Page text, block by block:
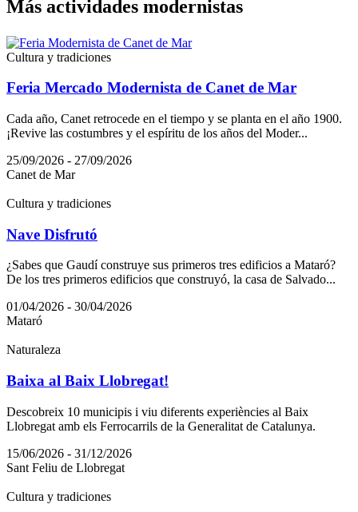
Más actividades modernistas
Cultura y tradiciones
Feria Mercado Modernista de Canet de Mar
Cada año, Canet retrocede en el tiempo y se planta en el año 1900.
¡Revive las costumbres y el espíritu de los años del Moder...
25/09/2026 - 27/09/2026
Canet de Mar
Cultura y tradiciones
Nave Disfrutó
¿Sabes que Gaudí construye sus primeros tres edificios a Mataró?
De los tres primeros edificios que construyó, la casa de Salvado...
01/04/2026 - 30/04/2026
Mataró
Naturaleza
Baixa al Baix Llobregat!
Descobreix 10 municipis i viu diferents experiències al Baix
Llobregat amb els Ferrocarrils de la Generalitat de Catalunya.
15/06/2026 - 31/12/2026
Sant Feliu de Llobregat
Cultura y tradiciones